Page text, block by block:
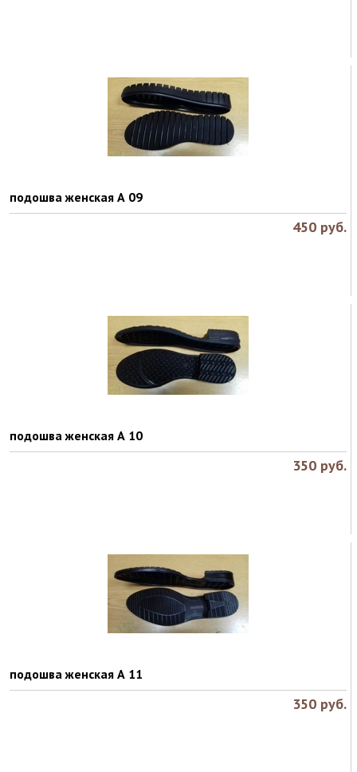
подошва женская А 09
450 руб.
подошва женская А 10
350 руб.
подошва женская А 11
350 руб.